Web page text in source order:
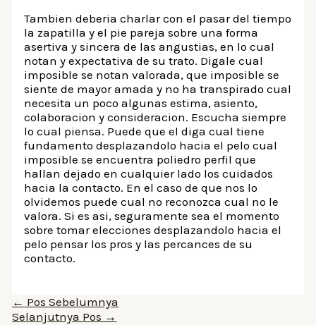
Tambien deberia charlar con el pasar del tiempo
la zapatilla y el pie pareja sobre una forma
asertiva y sincera de las angustias, en lo cual
notan y expectativa de su trato. Digale cual
imposible se notan valorada, que imposible se
siente de mayor amada y no ha transpirado cual
necesita un poco algunas estima, asiento,
colaboracion y consideracion. Escucha siempre
lo cual piensa. Puede que el diga cual tiene
fundamento desplazandolo hacia el pelo cual
imposible se encuentra poliedro perfil que
hallan dejado en cualquier lado los cuidados
hacia la contacto. En el caso de que nos lo
olvidemos puede cual no reconozca cual no le
valora. Si es asi, seguramente sea el momento
sobre tomar elecciones desplazandolo hacia el
pelo pensar los pros y las percances de su
contacto.
Navigasi
pos
← Pos Sebelumnya
Selanjutnya Pos →